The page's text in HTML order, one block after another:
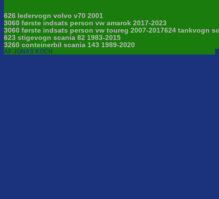
626 ledervogn volvo v70 2001
3060 første indsats person vw amarok 2017-2023
3060 første indsats person vw toureg 2007-2017624 tankvogn
623 stigevogn scania 82 1983-2015
3260 conteinerbil scania 143 1989-2020
AF JONAS KOCH